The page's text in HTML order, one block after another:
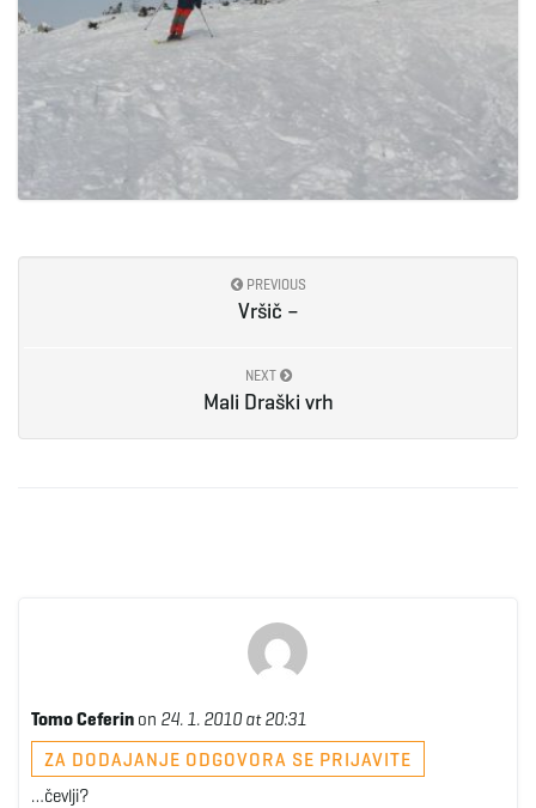
PREVIOUS
Vršič –
NEXT
Mali Draški vrh
Tomo Ceferin on 24. 1. 2010 at 20:31
ZA DODAJANJE ODGOVORA SE PRIJAVITE
…čevlji?